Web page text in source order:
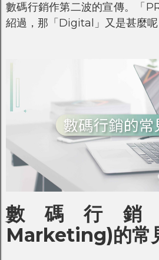
數碼行銷作第二波的宣傳。「
紹過，那「Digital」又是甚麼呢
數碼行銷
Marketing)的常